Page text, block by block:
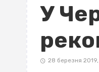
У
28 березня